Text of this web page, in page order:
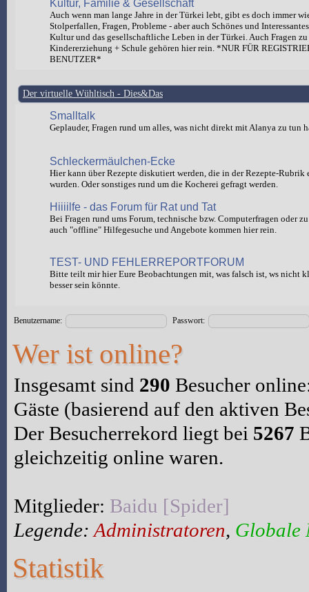
Kultur, Familie & Gesellschaft
Auch wenn man lange Jahre in der Türkei lebt, gibt es doch immer
Stolperfallen, Fragen, Probleme - aber auch Schönes und
Kultur und das gesellschaftliche Leben in der Türkei. Auch Fragen
Kindererziehung + Schule gehören hier rein. *NUR FÜR
BENUTZER*
Der virtuelle Wühltisch - Dies&Das
Smalltalk
Geplauder, Fragen rund um alles, was nicht direkt mit Alanya zu tun
Schleckermäulchen-Ecke
Hier kann über Rezepte diskutiert werden, die in der Rezepte-Rubrik
wurden. Oder sonstiges rund um die Kocherei gefragt werden.
Hiiiilfe - das Forum für Rat und Tat
Bei Fragen rund ums Forum, technische bzw. Computerfragen oder
auch "offline" Hilfegesuche und Angebote kommen hier rein.
TEST- UND FEHLERREPORTFORUM
Bitte teilt mir hier Eure Beobachtungen mit, was falsch ist, ws nicht
besser sein könnte.
Benutzername: Passwort:
Wer ist online?
Insgesamt sind 290 Besucher
Gäste (basierend auf den aktiven
Der Besucherrekord liegt bei 5267
gleichzeitig online waren.
Mitglieder: Baidu [Spider]
Legende: Administratoren, Globale
Statistik